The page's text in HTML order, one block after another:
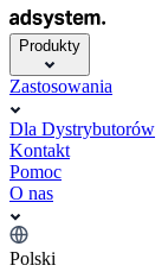
Produkty
Zastosowania
Dla Dystrybutorów
Kontakt
Pomoc
O nas
Polski